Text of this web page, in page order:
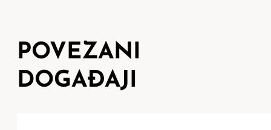
POVEZANI
DOGAĐAJI